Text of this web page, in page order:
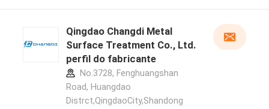
Qingdao Changdi Metal
Surface Treatment Co., Ltd.
perfil do fabricante
No.3728, Fenghuangshan
Road, Huangdao
Distrct,QingdaoCity,Shandong